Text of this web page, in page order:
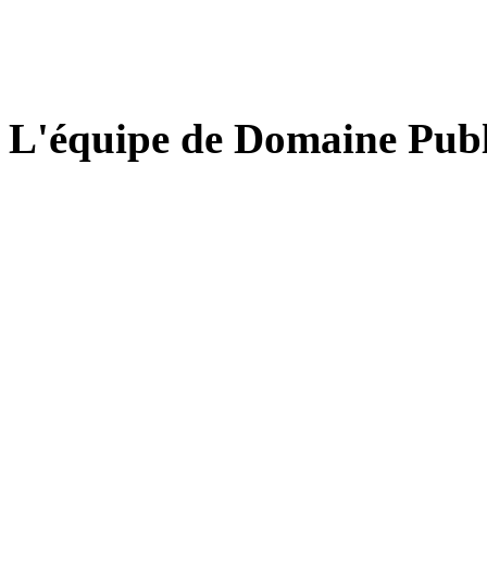
L'équipe de Domaine